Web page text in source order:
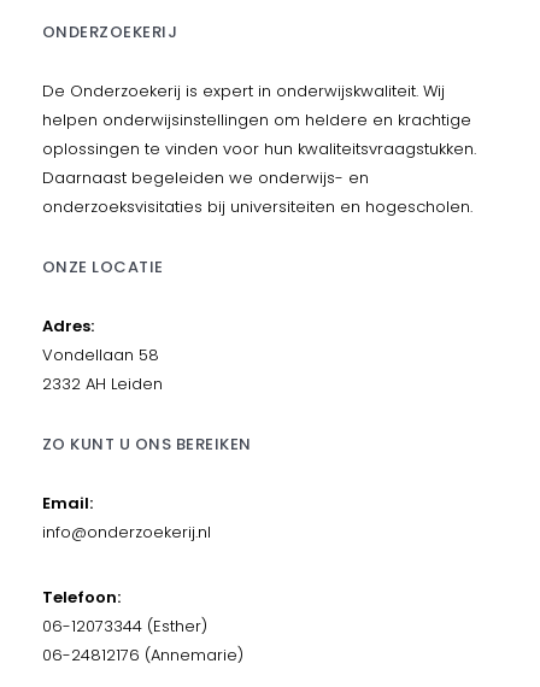
ONDERZOEKERIJ
De Onderzoekerij is expert in onderwijskwaliteit. Wij
helpen onderwijsinstellingen om heldere en krachtige
oplossingen te vinden voor hun kwaliteitsvraagstukken.
Daarnaast begeleiden we onderwijs- en
onderzoeksvisitaties bij universiteiten en hogescholen.
ONZE LOCATIE
Adres:
Vondellaan 58
2332 AH Leiden
ZO KUNT U ONS BEREIKEN
Email:
info@onderzoekerij.nl
Telefoon:
06-12073344 (Esther)
06-24812176 (Annemarie)